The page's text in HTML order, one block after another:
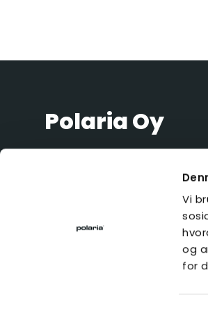
Vi
og
for
Polaria Oy
INSTAGRAM